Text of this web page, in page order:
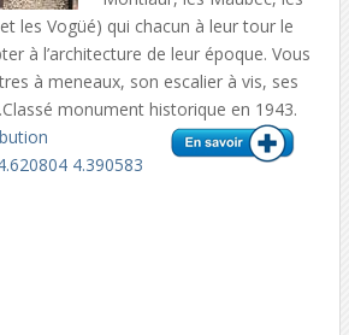
les Vogüé) qui chacun à leur tour le
à l’architecture de leur époque. Vous
à meneaux, son escalier à vis, ses
monument historique en 1943.
4.390583